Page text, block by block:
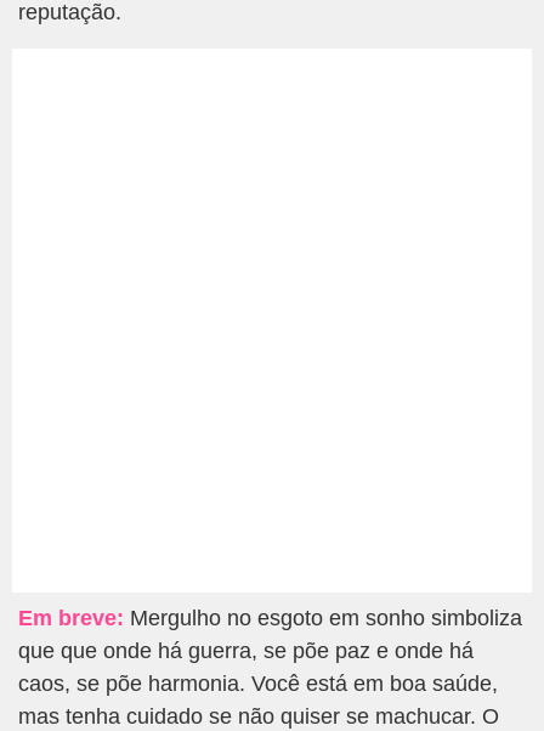
reputação.
Em breve: Mergulho no esgoto em sonho simboliza
que que onde há guerra, se põe paz e onde há
caos, se põe harmonia. Você está em boa saúde,
mas tenha cuidado se não quiser se machucar. O